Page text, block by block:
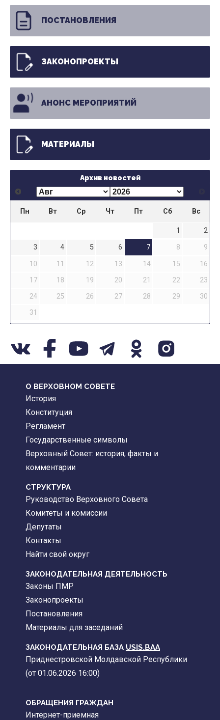
ПОСТАНОВЛЕНИЯ
ЗАКОНОПРОЕКТЫ
АНОНС МЕРОПРИЯТИЙ
МАТЕРИАЛЫ
Архив новостей
Пн Вт Ср Чт Пт Сб Вс
1
2
3
4 5 6 7 8
9
10
11 12 13 14 15
16
17
18 19 20 21 22
23
24
25 26 27 28 29
30
31
О ВЕРХОВНОМ СОВЕТЕ
История
Конституция
Регламент
Государственные символы
Верховный Совет: история, факты и
комментарии
CТРУКТУРА
Руководство Верховного Совета
Комитеты и комиссии
Депутаты
Контакты
Найти свой округ
ЗАКОНОДАТЕЛЬНАЯ ДЕЯТЕЛЬНОСТЬ
Законы ПМР
Законопроекты
Постановления
Материалы для заседаний
ЗАКОНОДАТЕЛЬНАЯ БАЗА USIS.BAA
Приднестровской Молдавской Республики
(от 01.06.2026 16:00)
ОБРАЩЕНИЯ ГРАЖДАН
Интернет-приемная